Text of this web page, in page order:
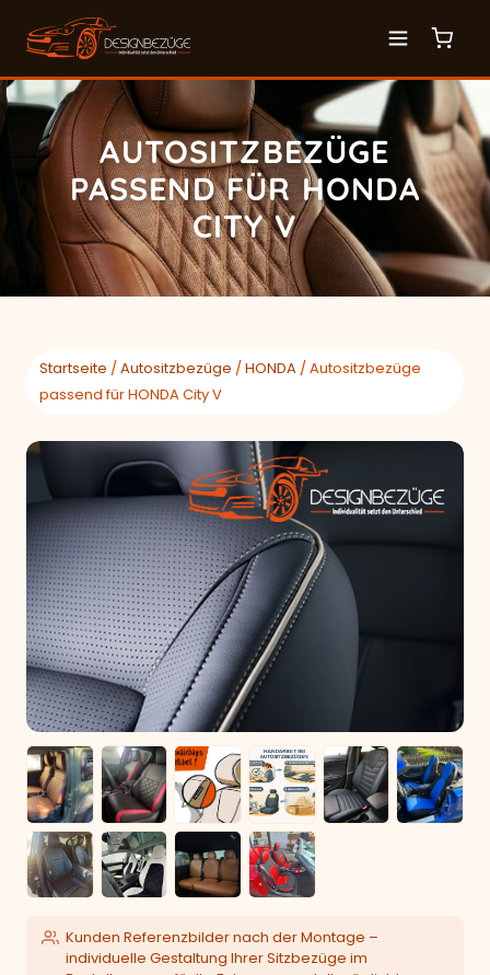
AUTOSITZBEZÜGE
PASSEND FÜR HONDA
CITY V
Startseite /Autositzbezüge /HONDA / Autositzbezüge
passend für HONDA City V
Kunden Referenzbilder nach der Montage –
individuelle Gestaltung Ihrer Sitzbezüge im